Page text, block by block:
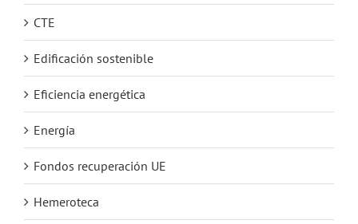
CTE
Edificación sostenible
Eficiencia energética
Energía
Fondos recuperación UE
Hemeroteca